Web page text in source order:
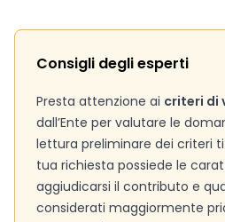
Consigli degli esperti
Presta attenzione ai criteri di
dall’Ente per valutare le
lettura preliminare dei criteri
tua richiesta possiede le
aggiudicarsi il contributo e
considerati maggiormente